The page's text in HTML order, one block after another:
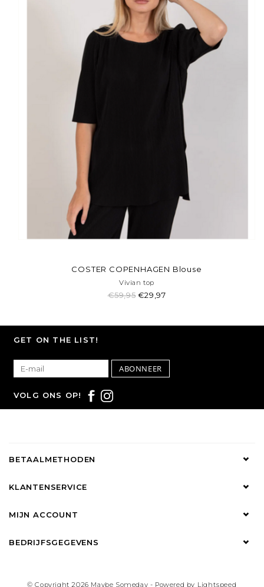
COSTER COPENHAGEN Blouse
Vivian top
€59,95 €29,97
GET ON THE LIST!
ABONNEER
VOLG ONS OP!
BETAALMETHODEN
KLANTENSERVICE
MIJN ACCOUNT
BEDRIJFSGEGEVENS
© Copyright 2026 Maybe Someday - Powered by Lightspeed